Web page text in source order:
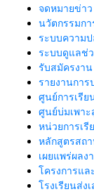
จดหมายข่าว
นวัตกรรมกา
ระบบความ
ระบบดูแลช่
รับสมัครงาน
รายงานการ
ศูนย์การเรี
ศูนย์บ่มเพา
หน่วยการเรี
หลักสูตรสถ
เผยแพร่ผลง
โครงการแล
โรงเรียนส่ง